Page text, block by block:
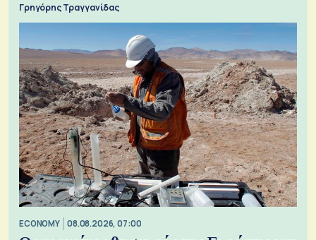
Γρηγόρης Τραγγανίδας
ECONOMY 08.08.2026, 07:00